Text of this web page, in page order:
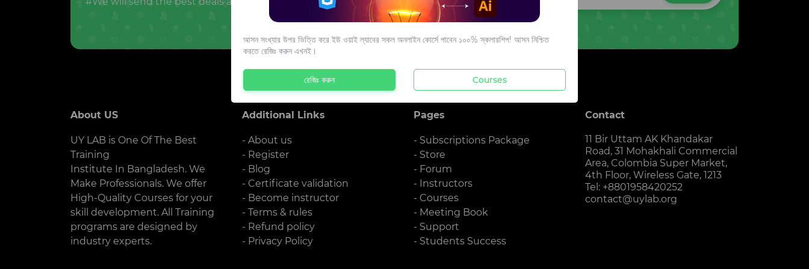
About US
UY LAB is One Of The Best
Training
Institute In Bangladesh. We
Make Professionals. We offer
High-Quality Courses for your
skill development. All Training
programs are designed by
industry experts.
Additional Links
- About us
- Register
- Blog
- Certificate validation
- Become instructor
- Terms & rules
- Refund policy
- Privacy Policy
Pages
- Subscriptions Package
- Store
- Forum
- Instructors
- Courses
- Meeting Book
- Support
- Students Success
Contact
11 Bir Uttam AK Khandakar
Road, 31 Mohakhali Commercial
Area, Colombia Super Market,
4th Floor, Wireless Gate, 1213
Tel: +8801958420252
contact@uylab.org
আসন সংখ্যার উপর ভিত্তি করে ইউ ওয়াই ল্যাবের সকল অনলাইন কোর্সে পাবেন ১০০% স্কলারশিপ! আসন নিশ্চিত
করতে রেজিঃ করুন এখনই।
রেজিঃ করুন Courses